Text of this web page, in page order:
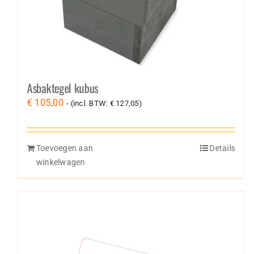
Asbaktegel kubus
€ 105,00 - (incl. BTW: €127,05)
Toevoegen aan
winkelwagen
Details